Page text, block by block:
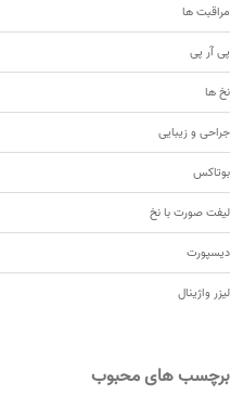
مراقبت ها
پی آر پی
نخ ها
جراحی و زیبایی
بوتاکس
لیفت صورت با نخ
دیسپورت
لیزر واژینال
برچسب های محبوب